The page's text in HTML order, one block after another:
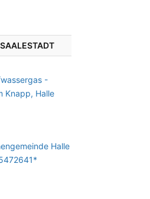
-
Knapp, Halle
Halle